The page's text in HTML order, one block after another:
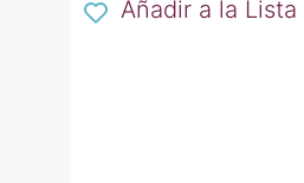
Añadir a la